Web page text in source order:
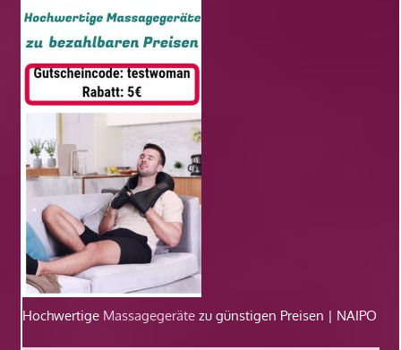
Hochwertige Massagegeräte zu günstigen Preisen | NAIPO